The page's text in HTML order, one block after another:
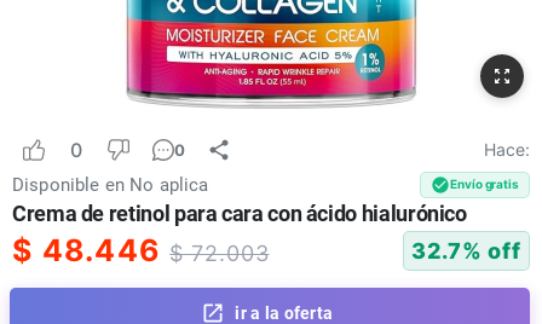
0 0 Hace:
Disponible en No aplica Envío gratis
Crema de retinol para cara con ácido hialurónico
$ 48.446 $72.003 32.7% off
ir a la oferta